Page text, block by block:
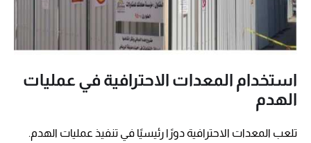
استخدام المعدات الاحترافية في عمليات
الهدم
تلعب المعدات الاحترافية دورًا رئيسيًا في تنفيذ عمليات الهدم.